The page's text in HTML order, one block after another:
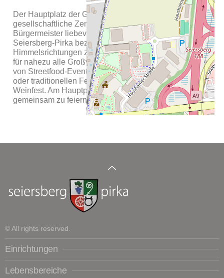
Der Hauptplatz der Gemeinde Seiersberg-Pirka ist das
gesellschaftliche Zentrum der Gemeinde und wird vom
Bürgermeister liebevoll, das Wohnzimmer von ganz
Seiersberg-Pirka bezeichnet. Der offene, von drei
Himmelsrichtungen zugängliche Platz ist das Zentrum
für nahezu alle Großveranstaltungen in der Gemeinde,
von Streetfood-Events bis zu Fußball-Public-Viewings
oder traditionellen Festen und Feiern wie dem
Weinfest. Am Hauptplatz trifft sich die ganze Region um
gemeinsam zu feiern
© All rights reserved.
Einrichtungen
Lebensbereiche